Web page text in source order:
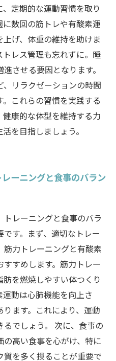
定期的な運動習慣を取り
数回の筋トレや有酸素運
げ、体重の維持を助けま
レス管理も忘れずに。睡
させる要因となります。
リラクゼーションの時間
これらの習慣を実践する
康的な体型を維持する力
を目指しましょう。
ーニングと食事のバラン
レーニングと食事のバラ
す。まず、適切なトレー
力トレーニングと有酸素
すめします。筋力トレー
を燃焼しやすい体つくり
動は心肺機能を向上さ
ます。これにより、運動
でしょう。 次に、食事の
高い食事を心がけ、特に
を多く摂ることが重要で